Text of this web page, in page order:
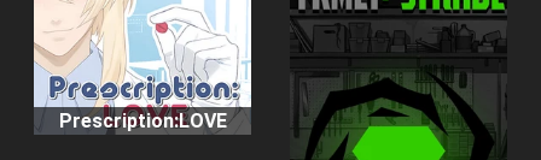
Prescription:LOVE